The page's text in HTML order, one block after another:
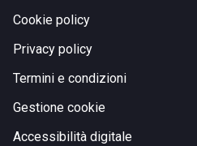
Cookie policy
Privacy policy
Termini e condizioni
Gestione cookie
Accessibilità digitale